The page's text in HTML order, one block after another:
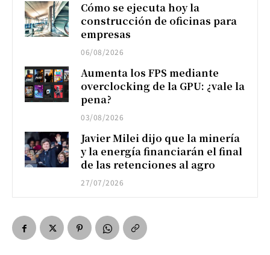
Cómo se ejecuta hoy la
construcción de oficinas para
empresas
06/08/2026
Aumenta los FPS mediante
overclocking de la GPU: ¿vale la
pena?
03/08/2026
Javier Milei dijo que la minería
y la energía financiarán el final
de las retenciones al agro
27/07/2026